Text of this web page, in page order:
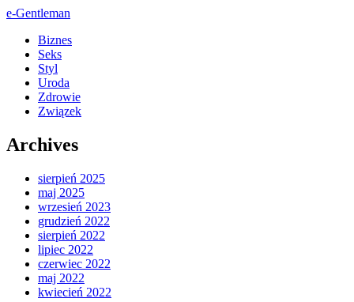
e-Gentleman
Biznes
Seks
Styl
Uroda
Zdrowie
Związek
Archives
sierpień 2025
maj 2025
wrzesień 2023
grudzień 2022
sierpień 2022
lipiec 2022
czerwiec 2022
maj 2022
kwiecień 2022